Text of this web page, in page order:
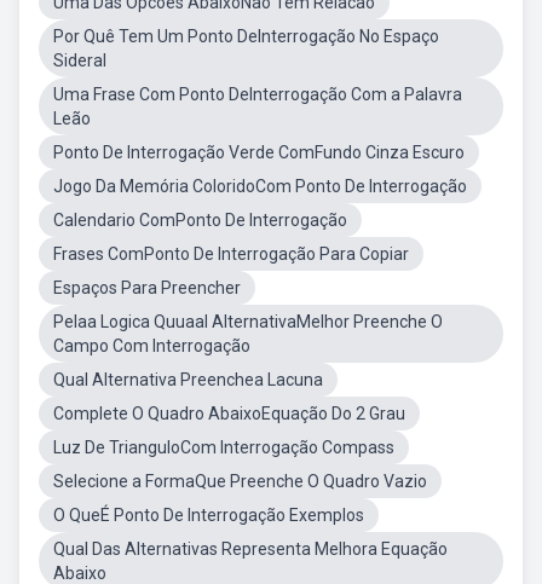
Por Quê Tem Um Ponto DeInterrogação No Espaço
Sideral
Uma Frase Com Ponto DeInterrogação Com a Palavra
Leão
Ponto De Interrogação Verde ComFundo Cinza Escuro
Jogo Da Memória ColoridoCom Ponto De Interrogação
Calendario ComPonto De Interrogação
Frases ComPonto De Interrogação Para Copiar
Espaços Para Preencher
Pelaa Logica Quuaal AlternativaMelhor Preenche O
Campo Com Interrogação
Qual Alternativa Preenchea Lacuna
Complete O Quadro AbaixoEquação Do 2 Grau
Luz De TrianguloCom Interrogação Compass
Selecione a FormaQue Preenche O Quadro Vazio
O QueÉ Ponto De Interrogação Exemplos
Qual Das Alternativas Representa Melhora Equação
Abaixo